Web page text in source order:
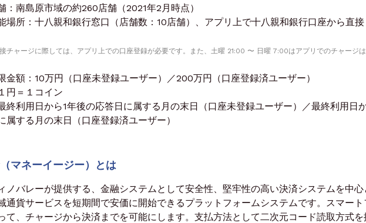
：南島原市域の約260店舗（2021年2月時点）
場所：十八親和銀行窓口（店舗数：10店舗）、アプリ上で十八親和銀行口座から直接
チャージに際しては、アプリ上での口座登録が必要です。また、土曜 21:00 〜 日曜 7:00はアプリでのチャージ
金額：10万円（口座未登録ユーザー）／200万円（口座登録済ユーザー）
円＝１コイン
終利用日から1年後の応答日に属する月の末日（口座未登録ユーザー）／最終利用日
属する月の末日（口座登録済ユーザー）
マネーイージー）とは
ノバレーが提供する、金融システムとして安全性、堅牢性の高い決済システムを中心
通貨サービスを短期間で安価に開始できるプラットフォームシステムです。スマート
て、チャージから決済までを可能にします。支払方法として二次元コード読取方式を